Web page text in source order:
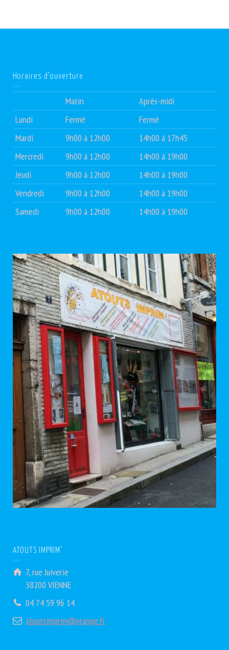
Horaires d’ouverture
Matin
Après-midi
Lundi
Fermé
Fermé
Mardi
9h00 à 12h00
14h00 à 17h45
Mercredi
9h00 à 12h00
14h00 à 19h00
Jeudi
9h00 à 12h00
14h00 à 19h00
Vendredi
9h00 à 12h00
14h00 à 19h00
Samedi
9h00 à 12h00 14h00 à 19h00
ATOUTS IMPRIM’
7, rue Juiverie
38200 VIENNE
04 74 59 96 14
atoutsimprim@orange.fr